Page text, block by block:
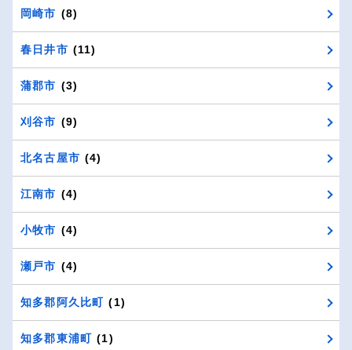
岡崎市 (8)
春日井市 (11)
蒲郡市 (3)
刈谷市 (9)
北名古屋市 (4)
江南市 (4)
小牧市 (4)
瀬戸市 (4)
知多郡阿久比町 (1)
知多郡東浦町 (1)